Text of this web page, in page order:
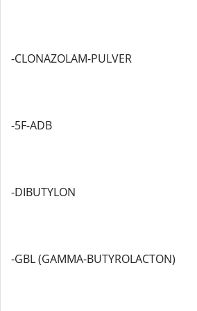
-CLONAZOLAM-PULVER
-5F-ADB
-DIBUTYLON
-GBL (GAMMA-BUTYROLACTON)